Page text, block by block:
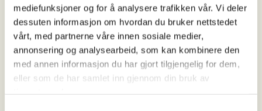
mediefunksjoner og for å analysere trafikken vår. Vi deler
dessuten informasjon om hvordan du bruker nettstedet
vårt, med partnerne våre innen sosiale medier,
annonsering og analysearbeid, som kan kombinere den
med annen informasjon du har gjort tilgjengelig for dem,
eller som de har samlet inn gjennom din bruk av
Lite snø har preget vinteren over store deler av landet så langt i år, og
langt færre sier de skal på ski i vinter, sammenlignet med vinteren for
to år siden. Foto: Nina Volstad / Oliver Halvorsrød
Flere spørreundersøkelser fra
Norsk Friluftsliv